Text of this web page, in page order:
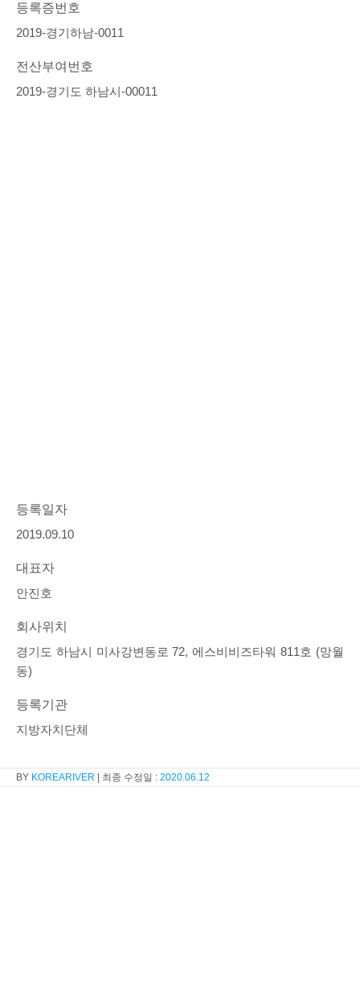
등록증번호
2019-경기하남-0011
전산부여번호
2019-경기도 하남시-00011
등록일자
2019.09.10
대표자
안진호
회사위치
경기도 하남시 미사강변동로 72, 에스비비즈타워 811호 (망월
동)
등록기관
지방자치단체
KOREARIVER 2020.06.12